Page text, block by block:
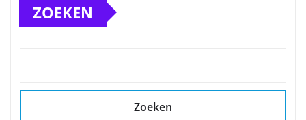
ZOEKEN
Zoeken